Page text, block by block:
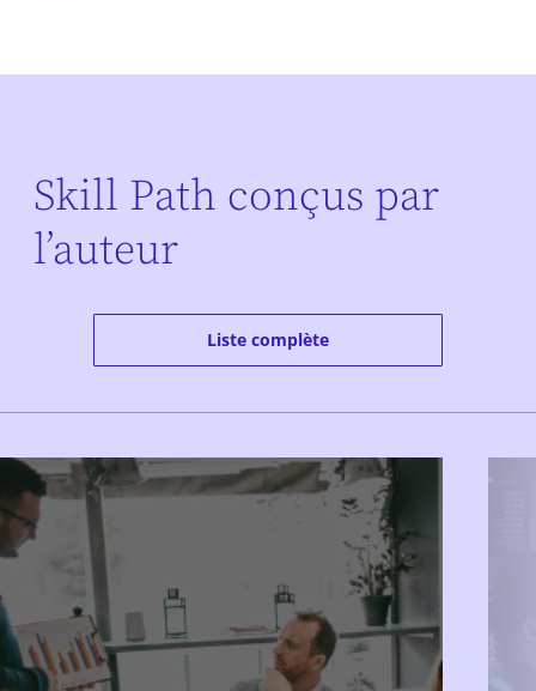
Skill Path conçus par
l’auteur
Liste complète